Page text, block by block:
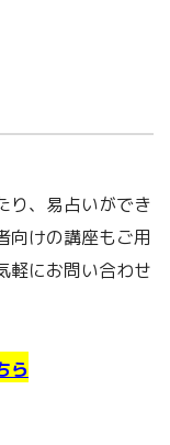
り、易占いができ
向けの講座もご用
軽にお問い合わせ
ら